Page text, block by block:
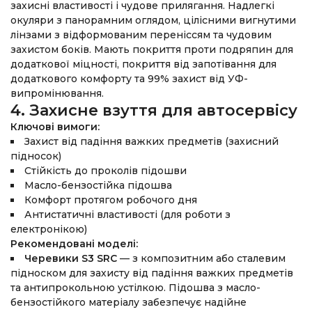
захисні властивості і чудове прилягання. Надлегкі
окуляри з панорамним оглядом, цілісними вигнутими
лінзами з відформованим переніссям та чудовим
захистом боків. Мають покриття проти подряпин для
додаткової міцності, покриття від запотівання для
додаткового комфорту та 99% захист від УФ-
випромінювання.
4. Захисне взуття для автосервісу
Ключові вимоги:
Захист від падіння важких предметів (захисний
підносок)
Стійкість до проколів підошви
Масло-бензостійка підошва
Комфорт протягом робочого дня
Антистатичні властивості (для роботи з
електронікою)
Рекомендовані моделі:
Черевики S3 SRC — з композитним або сталевим
підноском для захисту від падіння важких предметів
та антипрокольною устілкою. Підошва з масло-
бензостійкого матеріалу забезпечує надійне